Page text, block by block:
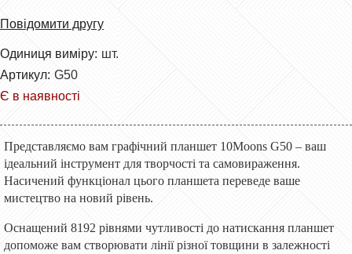
Повідомити другу
Одиниця виміру: шт.
Артикул: G50
Є в наявності
Представляємо вам графічний планшет 10Moons G50 – ваш
ідеальний інструмент для творчості та самовираження.
Насичений функціонал цього планшета переведе ваше
мистецтво на новий рівень.
Оснащений 8192 рівнями чутливості до натискання планшет
допоможе вам створювати лінії різної товщини в залежності